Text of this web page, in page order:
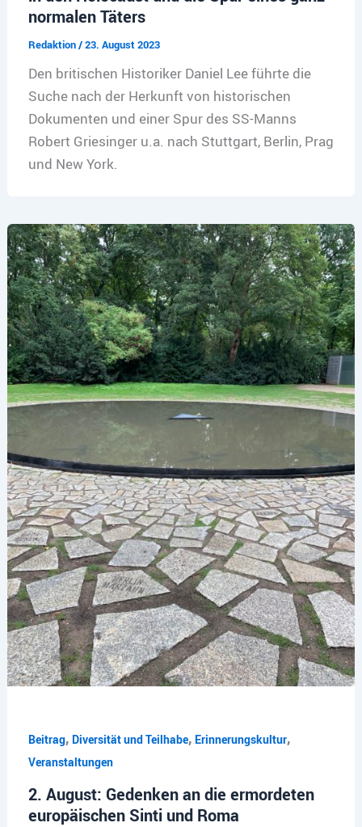
normalen Täters
Redaktion/23. August 2023
Den britischen Historiker Daniel Lee führte die
Suche nach der Herkunft von historischen
Dokumenten und einer Spur des SS-Manns
Robert Griesinger u.a. nach Stuttgart, Berlin, Prag
und New York.
Beitrag, Diversität und Teilhabe, Erinnerungskultur,
Veranstaltungen
2. August: Gedenken an die ermordeten
europäischen Sinti und Roma